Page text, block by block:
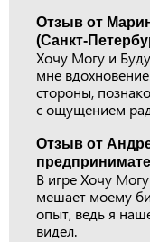
Отзыв от
(Санкт-
Хочу Могу и
мне
стороны,
с ощущением
Отзыв от
В игре Хочу
мешает моему
опыт, ведь я
видел.